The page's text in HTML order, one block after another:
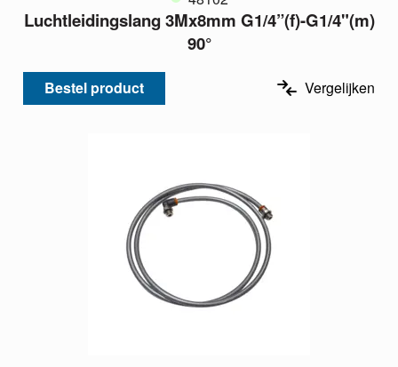
Luchtleidingslang 3Mx8mm G1/4”(f)-G1/4"(m)
90°
Bestel product Vergelijken